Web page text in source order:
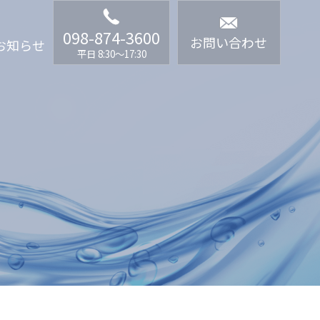
知らせ 098-874-3600
平日 8:30〜17:30
お問い合わせ